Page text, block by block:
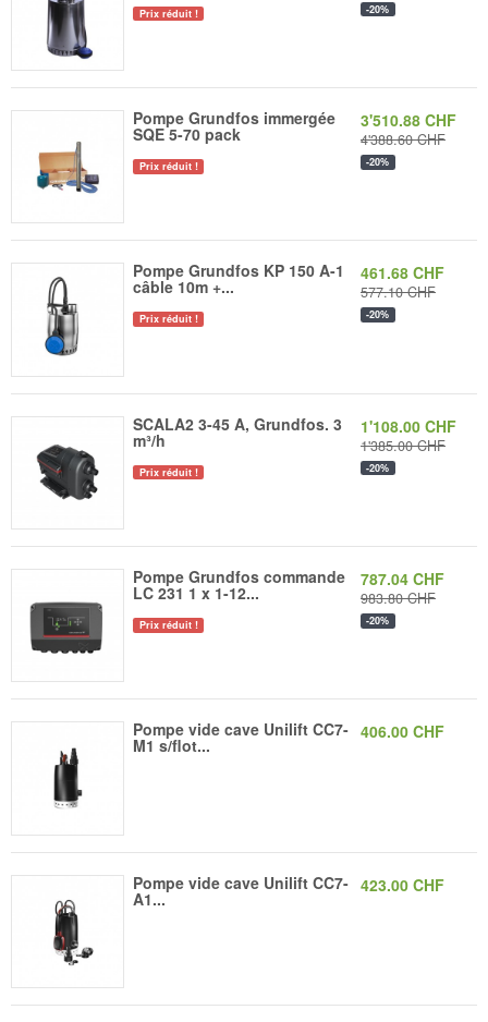
Prix réduit ! -20%
Pompe Grundfos immergée
SQE 5-70 pack
Prix réduit !
3'510.88 CHF
4'388.60 CHF
-20%
Pompe Grundfos KP 150 A-1
câble 10m +...
Prix réduit !
461.68 CHF
577.10 CHF
-20%
SCALA2 3-45 A, Grundfos. 3
m³/h
Prix réduit !
1'108.00 CHF
1'385.00 CHF
-20%
Pompe Grundfos commande
LC 231 1 x 1-12...
Prix réduit !
787.04 CHF
983.80 CHF
-20%
Pompe vide cave Unilift CC7-
M1 s/flot...
406.00 CHF
Pompe vide cave Unilift CC7-
A1...
423.00 CHF